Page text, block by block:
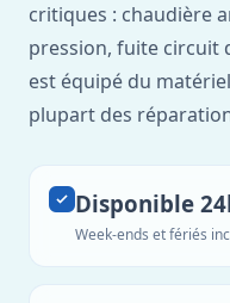
critiques : chaudière
pression, fuite circuit
est équipé du
plupart des
Disponible
Week-ends et fériés